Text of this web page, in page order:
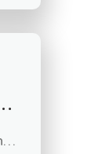
szkolnej (k/m)
Szkoła Podstawowa Integracyjna nr 11 w Kielcach